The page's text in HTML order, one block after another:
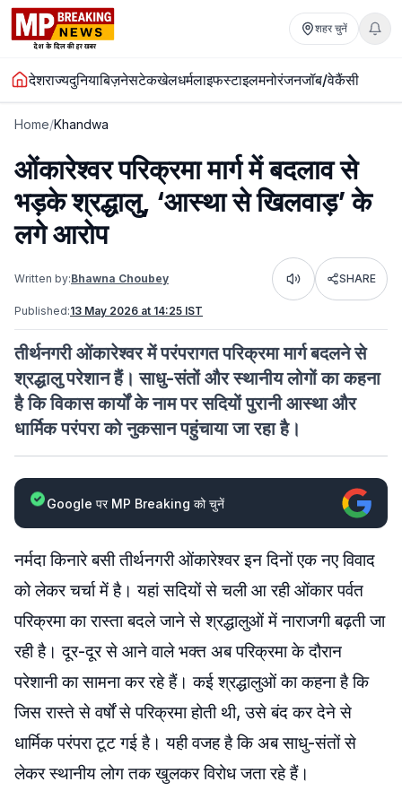
शहर चुनें
देशराज्यदुनियाबिज़नेसटेकखेलधर्मलाइफस्टाइलमनोरंजनजॉब/वेकैंसी
Home/Khandwa
ओंकारेश्वर परिक्रमा मार्ग में बदलाव से
भड़के श्रद्धालु, ‘आस्था से खिलवाड़’ के
लगे आरोप
Written by:Bhawna Choubey Listen SHARE
Published:13 May 2026 at 14:25 IST
तीर्थनगरी ओंकारेश्वर में परंपरागत परिक्रमा मार्ग बदलने से
श्रद्धालु परेशान हैं। साधु-संतों और स्थानीय लोगों का कहना
है कि विकास कार्यों के नाम पर सदियों पुरानी आस्था और
धार्मिक परंपरा को नुकसान पहुंचाया जा रहा है।
Google पर MP Breaking को चुनें
नर्मदा किनारे बसी तीर्थनगरी ओंकारेश्वर इन दिनों एक नए विवाद
को लेकर चर्चा में है। यहां सदियों से चली आ रही ओंकार पर्वत
परिक्रमा का रास्ता बदले जाने से श्रद्धालुओं में नाराजगी बढ़ती जा
रही है। दूर-दूर से आने वाले भक्त अब परिक्रमा के दौरान
परेशानी का सामना कर रहे हैं। कई श्रद्धालुओं का कहना है कि
जिस रास्ते से वर्षों से परिक्रमा होती थी, उसे बंद कर देने से
धार्मिक परंपरा टूट गई है। यही वजह है कि अब साधु-संतों से
लेकर स्थानीय लोग तक खुलकर विरोध जता रहे हैं।